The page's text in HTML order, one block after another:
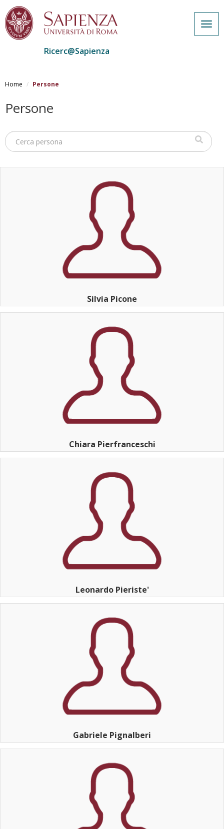
al
principale
Ricerc@Sapienza
Home Persone
Persone
Silvia Picone
Chiara Pierfranceschi
Leonardo Pieriste'
Gabriele Pignalberi